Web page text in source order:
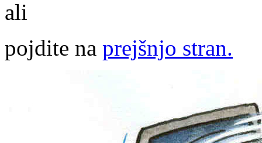
ali
pojdite na prejšnjo stran.